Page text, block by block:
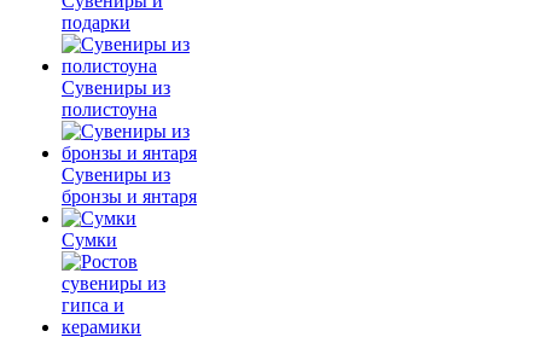
подарки
Сувениры из
полистоуна
Сувениры из
бронзы и янтаря
Сумки